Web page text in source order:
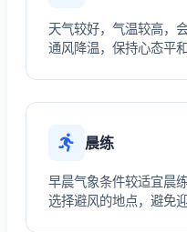
天气较好，气温较高，
通风降温，保持心态平
晨练
早晨气象条件较适宜晨
选择避风的地点，避免迎